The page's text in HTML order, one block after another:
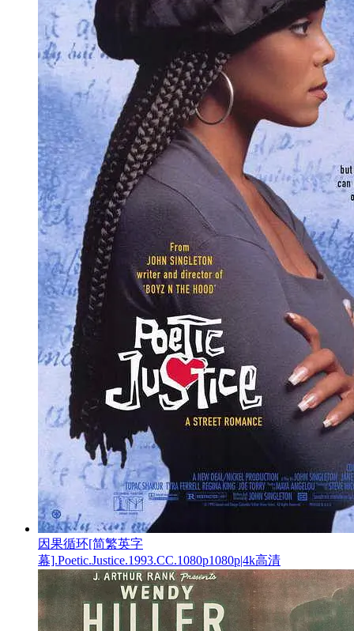
因果循环[简繁英字
幕].Poetic.Justice.1993.CC.1080p1080p|4k高清